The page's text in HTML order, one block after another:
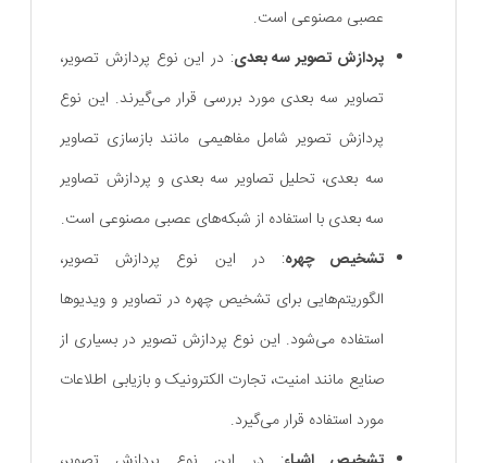
عصبی مصنوعی است.
پردازش تصویر سه بعدی: در این نوع پردازش تصویر،
تصاویر سه بعدی مورد بررسی قرار می‌گیرند. این نوع
پردازش تصویر شامل مفاهیمی مانند بازسازی تصاویر
سه بعدی، تحلیل تصاویر سه بعدی و پردازش تصاویر
سه بعدی با استفاده از شبکه‌های عصبی مصنوعی است.
تشخیص چهره: در این نوع پردازش تصویر،
الگوریتم‌هایی برای تشخیص چهره در تصاویر و ویدیوها
استفاده می‌شود. این نوع پردازش تصویر در بسیاری از
صنایع مانند امنیت، تجارت الکترونیک و بازیابی اطلاعات
مورد استفاده قرار می‌گیرد.